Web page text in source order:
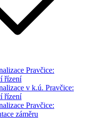
Pravčice:
řízení
v k.ú. Pravčice:
řízení
Pravčice:
záměru